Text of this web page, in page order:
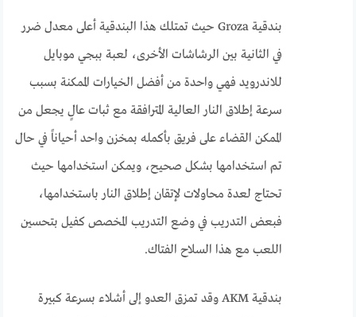
بندقية Groza حيث تمتلك هذا البندقية أعلى معدل ضرر
في الثانية بين الرشاشات الأخرى، لعبة ببجي موبايل
للاندرويد فهي واحدة من أفضل الخيارات الممكنة بسبب
سرعة إطلاق النار العالية المترافقة مع ثبات عالٍ يجعل من
الممكن القضاء على فريق بأكمله بمخزن واحد أحياناً في حال
تم استخدامها بشكل صحيح، ويمكن استخدامها حيث
تحتاج لعدة محاولات لإتقان إطلاق النار باستخدامها،
فبعض التدريب في وضع التدريب المخصص كفيل بتحسين
اللعب مع هذا السلاح الفتاك.
بندقية AKM وقد تمزق العدو إلى أشلاء بسرعة كبيرة